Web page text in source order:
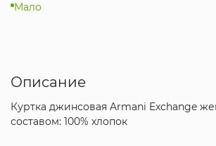
Мало
Описание
Куртка джинсовая Armani Exchange
составом: 100% хлопок